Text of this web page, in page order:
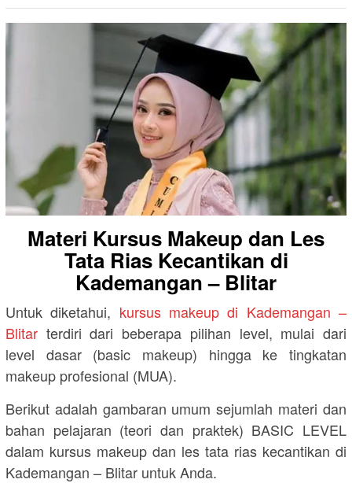
Materi Kursus Makeup dan Les
Tata Rias Kecantikan di
Kademangan – Blitar
Untuk diketahui, kursus makeup di Kademangan –
Blitar terdiri dari beberapa pilihan level, mulai dari
level dasar (basic makeup) hingga ke tingkatan
makeup profesional (MUA).
Berikut adalah gambaran umum sejumlah materi dan
bahan pelajaran (teori dan praktek) BASIC LEVEL
dalam kursus makeup dan les tata rias kecantikan di
Kademangan – Blitar untuk Anda.